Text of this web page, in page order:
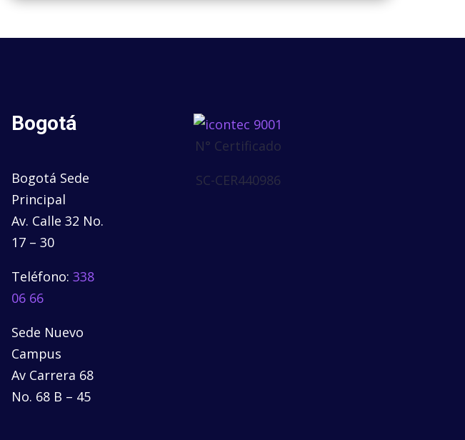
Bogotá
Bogotá Sede
Principal
Av. Calle 32 No.
17 – 30
Teléfono: 338
06 66
Sede Nuevo
Campus
Av Carrera 68
No. 68 B – 45
N° Certificado
SC-CER440986